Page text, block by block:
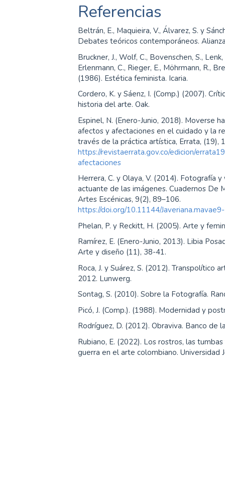
Referencias
Beltrán, E., Maquieira, V., Álvarez, S. y
Debates teóricos contemporáneos.
Bruckner, J., Wolf, C., Bovenschen, S.,
Erlenmann, C., Rieger, E., Möhrmann, R.,
(1986). Estética feminista. Icaria.
Cordero, K. y Sáenz, I. (Comp.) (2007).
historia del arte. Oak.
Espinel, N. (Enero-Junio, 2018). Moverse
afectos y afectaciones en el cuidado y la
través de la práctica artística, Errata, (19),
https://revistaerrata.gov.co/edicion/
afectaciones
Herrera, C. y Olaya, V. (2014). Fotografía
actuante de las imágenes. Cuadernos De
Artes Escénicas, 9(2), 89–106.
https://doi.org/10.11144/
Phelan, P. y Reckitt, H. (2005). Arte y
Ramírez, E. (Enero-Junio, 2013). Libia
Arte y diseño (11), 38-41.
Roca, J. y Suárez, S. (2012). Transpolítico
2012. Lunwerg.
Sontag, S. (2010). Sobre la Fotografía.
Picó, J. (Comp.). (1988). Modernidad y
Rodríguez, D. (2012). Obraviva. Banco de
Rubiano, E. (2022). Los rostros, las
guerra en el arte colombiano. Universidad